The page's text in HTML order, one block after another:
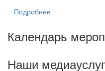
Подробнее
Календарь
Наши